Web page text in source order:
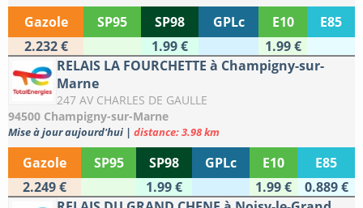
Gazole SP95 SP98 GPLc E10
E85
2.232 €
1.99 €
1.99 €
RELAIS LA FOURCHETTE à Champigny-sur-
Marne
247 AV CHARLES DE GAULLE
94500 Champigny-sur-Marne
Mise à jour aujourd'hui | distance: 3.98 km
Gazole SP95 SP98 GPLc E10
E85
2.249 €
1.99 € 1.99 €
0.889 €